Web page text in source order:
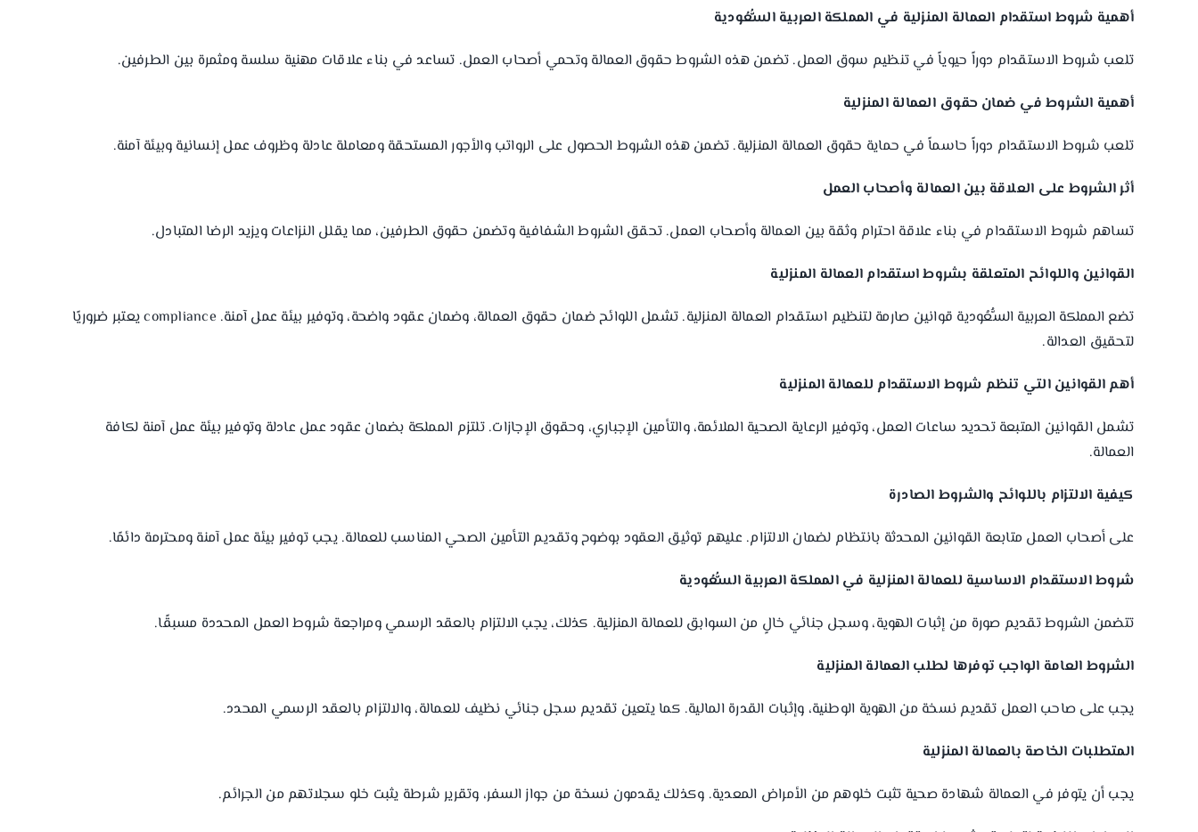
أهمية شروط استقدام العمالة المنزلية في المملكة العربية السُّعُودية
تلعب شروط الاستقدام دوراً حيوياً في تنظيم سوق العمل. تضمن هذه الشروط حقوق العمالة وتحمي أصحاب العمل. تساعد في بناء علاقات مهنية سلسة ومثمرة بين الطرفين.
أهمية الشروط في ضمان حقوق العمالة المنزلية
تلعب شروط الاستقدام دوراً حاسماً في حماية حقوق العمالة المنزلية. تضمن هذه الشروط الحصول على الرواتب والأجور المستحقة ومعاملة عادلة وظروف عمل إنسانية وبيئة آمنة.
أثر الشروط على العلاقة بين العمالة وأصحاب العمل
تساهم شروط الاستقدام في بناء علاقة احترام وثقة بين العمالة وأصحاب العمل. تحقق الشروط الشفافية وتضمن حقوق الطرفين، مما يقلل النزاعات ويزيد الرضا المتبادل.
القوانين واللوائح المتعلقة بشروط استقدام العمالة المنزلية
تضع المملكة العربية السُّعُودية قوانين صارمة لتنظيم استقدام العمالة المنزلية. تشمل اللوائح ضمان حقوق العمالة، وضمان عقود واضحة، وتوفير بيئة عمل آمنة. compliance يعتبر ضروريًا
لتحقيق العدالة.
أهم القوانين التي تنظم شروط الاستقدام للعمالة المنزلية
تشمل القوانين المتبعة تحديد ساعات العمل، وتوفير الرعاية الصحية الملائمة، والتأمين الإجباري، وحقوق الإجازات. تلتزم المملكة بضمان عقود عمل عادلة وتوفير بيئة عمل آمنة لكافة
العمالة.
كيفية الالتزام باللوائح والشروط الصادرة
على أصحاب العمل متابعة القوانين المحدثة بانتظام لضمان الالتزام. عليهم توثيق العقود بوضوح وتقديم التأمين الصحي المناسب للعمالة. يجب توفير بيئة عمل آمنة ومحترمة دائمًا.
شروط الاستقدام الاساسية للعمالة المنزلية في المملكة العربية السُّعُودية
تتضمن الشروط تقديم صورة من إثبات الهوية، وسجل جنائي خالٍ من السوابق للعمالة المنزلية. كذلك، يجب الالتزام بالعقد الرسمي ومراجعة شروط العمل المحددة مسبقًا.
الشروط العامة الواجب توفرها لطلب العمالة المنزلية
يجب على صاحب العمل تقديم نسخة من الهوية الوطنية، وإثبات القدرة المالية. كما يتعين تقديم سجل جنائي نظيف للعمالة، والالتزام بالعقد الرسمي المحدد.
المتطلبات الخاصة بالعمالة المنزلية
يجب أن يتوفر في العمالة شهادة صحية تثبت خلوهم من الأمراض المعدية. وكذلك يقدمون نسخة من جواز السفر، وتقرير شرطة يثبت خلو سجلاتهم من الجرائم.